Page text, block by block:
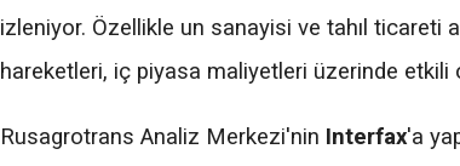
izleniyor. Özellikle un sanayisi ve tahıl ticareti
hareketleri, iç piyasa maliyetleri üzerinde etkili
Rusagrotrans Analiz Merkezi'nin Interfax'a